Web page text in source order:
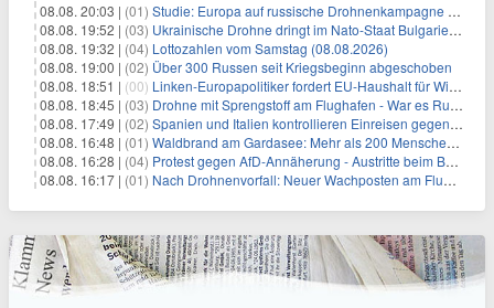
08.08. 20:03 | (01) Studie: Europa auf russische Drohnenkampagne unzureichend vorbereitet
08.08. 19:52 | (03) Ukrainische Drohne dringt im Nato-Staat Bulgarien ein
08.08. 19:32 | (04) Lottozahlen vom Samstag (08.08.2026)
08.08. 19:00 | (02) Über 300 Russen seit Kriegsbeginn abgeschoben
08.08. 18:51 | (00) Linken-Europapolitiker fordert EU-Haushalt für Wirtschaftsumbau
08.08. 18:45 | (03) Drohne mit Sprengstoff am Flughafen - War es Russland?
08.08. 17:49 | (02) Spanien und Italien kontrollieren Einreisen gegenseitig
08.08. 16:48 | (01) Waldbrand am Gardasee: Mehr als 200 Menschen evakuiert
08.08. 16:28 | (04) Protest gegen AfD-Annäherung - Austritte beim BSW Sachsen-Anhalt
08.08. 16:17 | (01) Nach Drohnenvorfall: Neuer Wachposten am Flughafen